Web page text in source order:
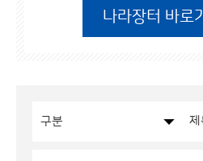
나라장터 바로